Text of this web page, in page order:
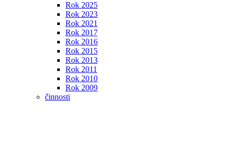
Rok 2025
Rok 2023
Rok 2021
Rok 2017
Rok 2016
Rok 2015
Rok 2013
Rok 2011
Rok 2010
Rok 2009
činnosti